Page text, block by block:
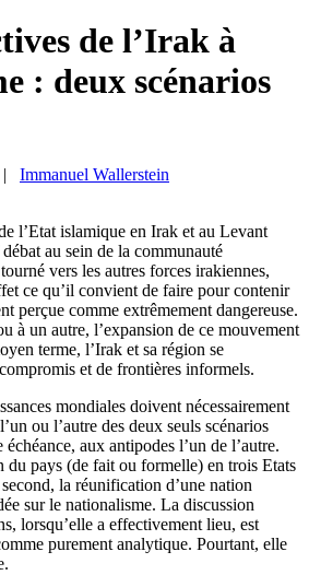
de l’Irak à
: deux scénarios
| Immanuel Wallerstein
l’Etat islamique en Irak et au Levant
au sein de la communauté
vers les autres forces irakiennes,
ce qu’il convient de faire pour contenir
perçue comme extrêmement dangereuse.
à un autre, l’expansion de ce mouvement
terme, l’Irak et sa région se
et de frontières informels.
mondiales doivent nécessairement
ou l’autre des deux seuls scénarios
aux antipodes l’un de l’autre.
du pays (de fait ou formelle) en trois Etats
la réunification d’une nation
sur le nationalisme. La discussion
lorsqu’elle a effectivement lieu, est
purement analytique. Pourtant, elle